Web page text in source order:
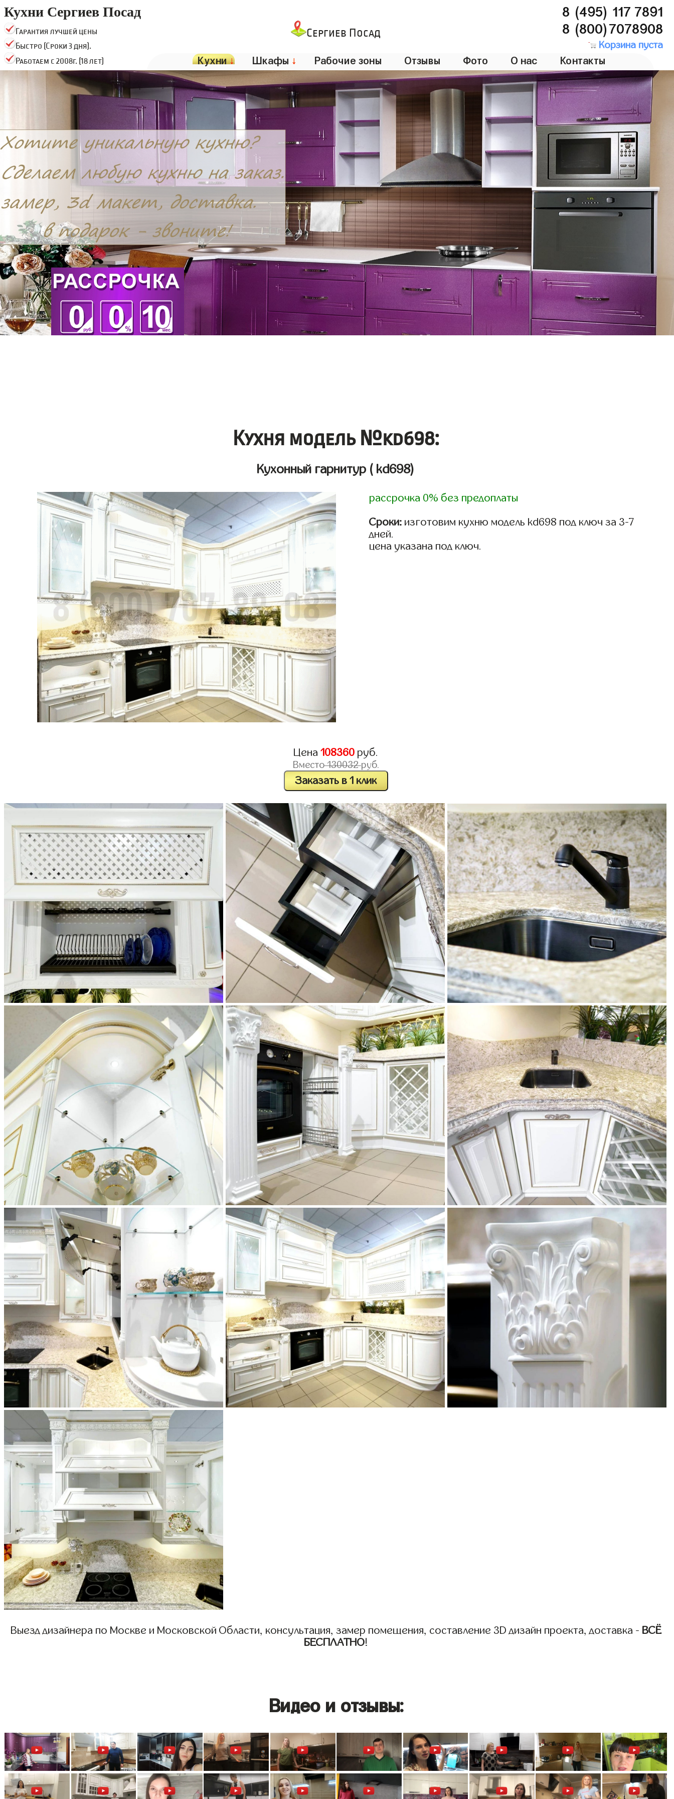
Кухни Сергиев Посад
Гарантия лучшей цены
Быстро (Сроки 3 дня).
Работаем с 2008г. (18 лет)
Сергиев Посад
8 (495) 117 7891
8 (800)7078908
Корзина пуста
Кухни↓ Шкафы ↓ Рабочие зоны Отзывы Фото О нас Контакты
Кухня модель №kd698:
Кухонный гарнитур ( kd698)
рассрочка 0% без предоплаты
Сроки: изготовим кухню модель kd698 под ключ за 3-7
дней.
цена указана под ключ.
Цена108360 руб.
Вместо130032руб.
Заказать в 1 клик
Выезд дизайнера по Москве и Московской Области, консультация, замер помещения, составление 3D дизайн проекта, доставка - ВСЁ
БЕСПЛАТНО!
Видео и отзывы: